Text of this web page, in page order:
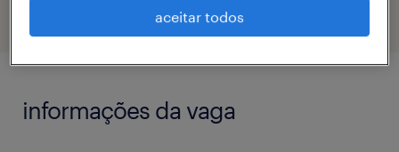
informações da vaga
aceitar todos